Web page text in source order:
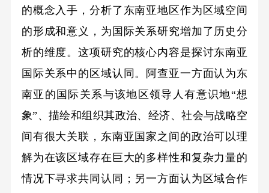
的概念入手，分析了东南亚地区作为区域空间
的形成和意义，为国际关系研究增加了历史分
析的维度。这项研究的核心内容是探讨东南亚
国际关系中的区域认同。阿查亚一方面认为东
南亚的国际关系与该地区领导人有意识地“想
象”、描绘和组织其政治、经济、社会与战略空
间有很大关联，东南亚国家之间的政治可以理
解为在该区域存在巨大的多样性和复杂力量的
情况下寻求共同认同；另一方面认为区域合作